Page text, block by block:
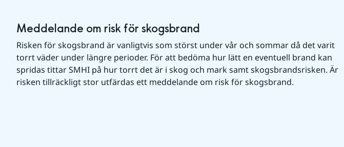
Meddelande om risk för skogsbrand
Risken för skogsbrand är vanligtvis som störst under vår och sommar då det varit
torrt väder under längre perioder. För att bedöma hur lätt en eventuell brand kan
spridas tittar SMHI på hur torrt det är i skog och mark samt skogsbrandsrisken. Är
risken tillräckligt stor utfärdas ett meddelande om risk för skogsbrand.